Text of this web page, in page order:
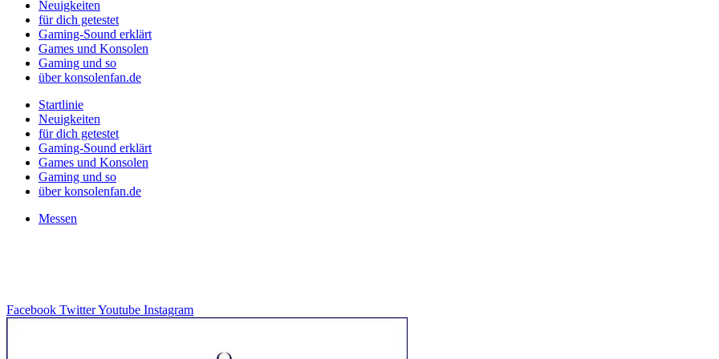
Neuigkeiten
für dich getestet
Gaming-Sound erklärt
Games und Konsolen
Gaming und so
über konsolenfan.de
Startlinie
Neuigkeiten
für dich getestet
Gaming-Sound erklärt
Games und Konsolen
Gaming und so
über konsolenfan.de
Messen
Facebook TwitterYoutube Instagram